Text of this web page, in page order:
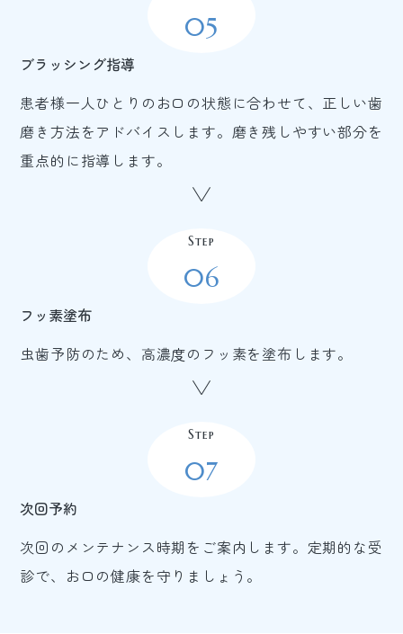
05
ブラッシング指導
患者様一人ひとりのお口の状態に合わせて、正しい歯
磨き方法をアドバイスします。磨き残しやすい部分を
重点的に指導します。
Step
06
フッ素塗布
虫歯予防のため、高濃度のフッ素を塗布します。
Step
07
次回予約
次回のメンテナンス時期をご案内します。定期的な受
診で、お口の健康を守りましょう。